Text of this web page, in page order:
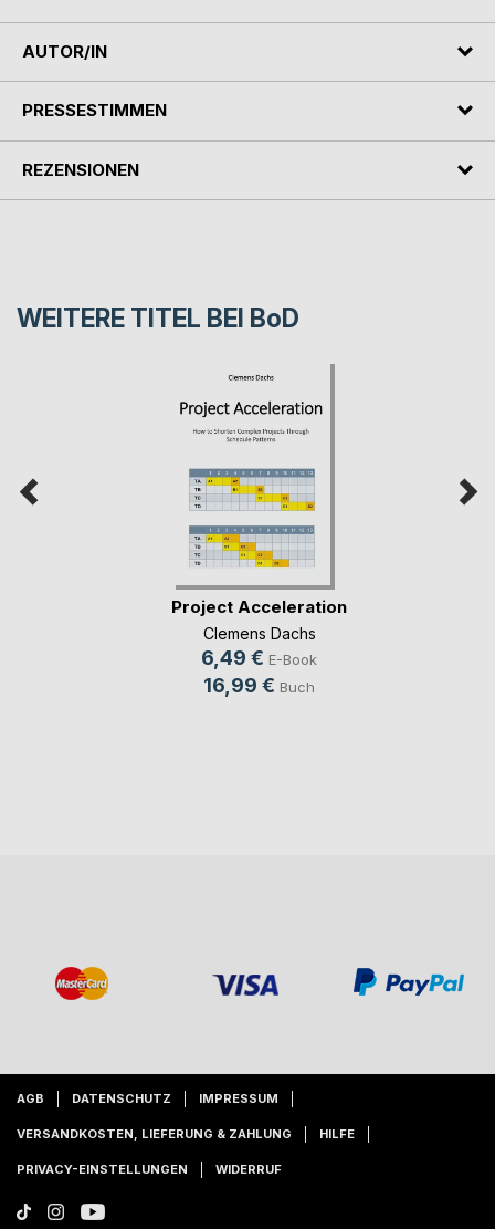
AUTOR/IN
PRESSESTIMMEN
REZENSIONEN
WEITERE TITEL BEI BoD
Project Acceleration
Clemens Dachs
6,49 € E-Book
16,99 € Buch
AGB DATENSCHUTZ IMPRESSUM
VERSANDKOSTEN, LIEFERUNG & ZAHLUNG HILFE
PRIVACY-EINSTELLUNGEN WIDERRUF